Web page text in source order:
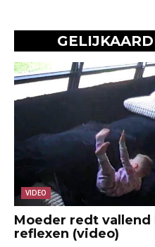
VIDEO
Moeder redt
reflexen (video)